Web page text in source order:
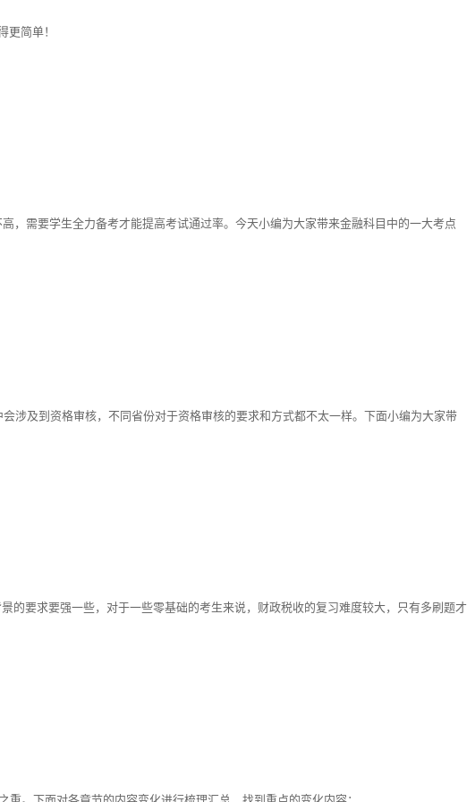
简单！
，需要学生全力备考才能提高考试通过率。今天小编为大家带来金融科目中的一大考点
涉及到资格审核，不同省份对于资格审核的要求和方式都不太一样。下面小编为大家带
的要求要强一些，对于一些零基础的考生来说，财政税收的复习难度较大，只有多刷题才